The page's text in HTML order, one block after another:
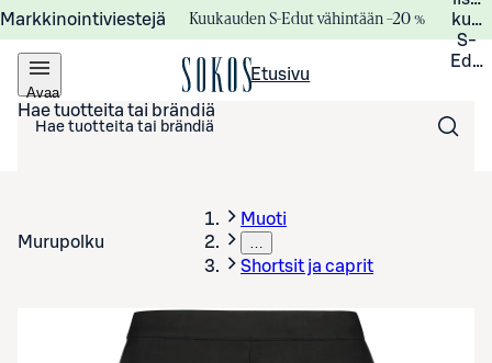
Markkinointiviestejä Kuukauden S-Edut vähintään –20 %
S-
Avaa
valikko
Etusivu
Hae tuotteita tai brändiä
Murupolku
Muoti
…
Shortsit ja caprit